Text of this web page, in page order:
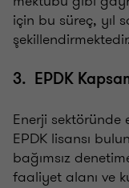
için bu süreç, yıl
şekillendirmektedir.
3. EPDK
Enerji sektöründe
EPDK lisansı
bağımsız
faaliyet alanı ve